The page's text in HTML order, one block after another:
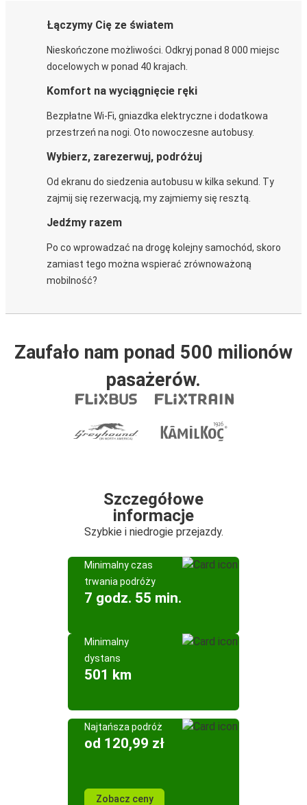
Łączymy Cię ze światem
Nieskończone możliwości. Odkryj ponad 8 000 miejsc
docelowych w ponad 40 krajach.
Komfort na wyciągnięcie ręki
Bezpłatne Wi-Fi, gniazdka elektryczne i dodatkowa
przestrzeń na nogi. Oto nowoczesne autobusy.
Wybierz, zarezerwuj, podróżuj
Od ekranu do siedzenia autobusu w kilka sekund. Ty
zajmij się rezerwacją, my zajmiemy się resztą.
Jedźmy razem
Po co wprowadzać na drogę kolejny samochód, skoro
zamiast tego można wspierać zrównoważoną
mobilność?
Zaufało nam ponad 500 milionów
pasażerów.
Szczegółowe
informacje
Szybkie i niedrogie przejazdy.
Minimalny czas
trwania podróży
7 godz. 55 min.
Minimalny
dystans
501 km
Najtańsza podróż
od 120,99 zł
Zobacz ceny